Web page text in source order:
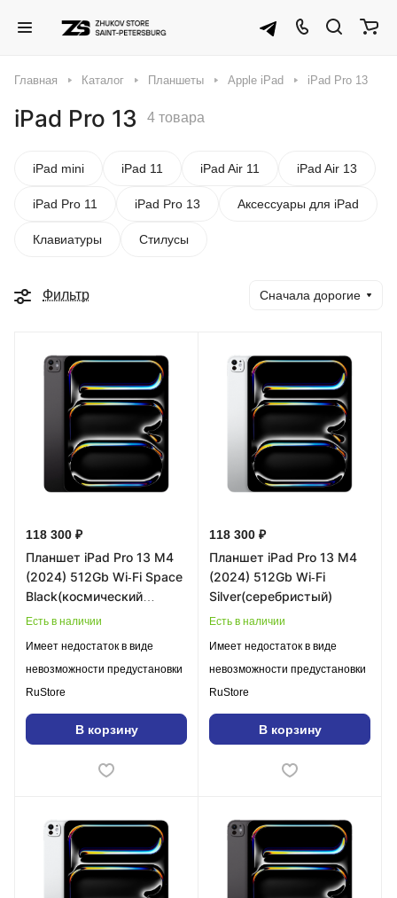
Главная Каталог Планшеты Apple iPad iPad Pro 13
iPad Pro 13 4 товара
iPad mini iPad 11 iPad Air 11 iPad Air 13
iPad Pro 11 iPad Pro 13 Аксессуары для iPad
Клавиатуры Стилусы
Фильтр Сначала дорогие
118 300 ₽
Планшет iPad Pro 13 M4
(2024) 512Gb Wi‑Fi Space
Black(космический
черный)
Есть в наличии
Имеет недостаток в виде
невозможности предустановки
RuStore
В корзину
118 300 ₽
Планшет iPad Pro 13 M4
(2024) 512Gb Wi‑Fi
Silver(серебристый)
Есть в наличии
Имеет недостаток в виде
невозможности предустановки
RuStore
В корзину